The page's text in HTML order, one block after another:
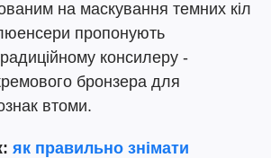
на маскування темних кіл
пропонують
консилеру -
бронзера для
втоми.
як правильно знімати